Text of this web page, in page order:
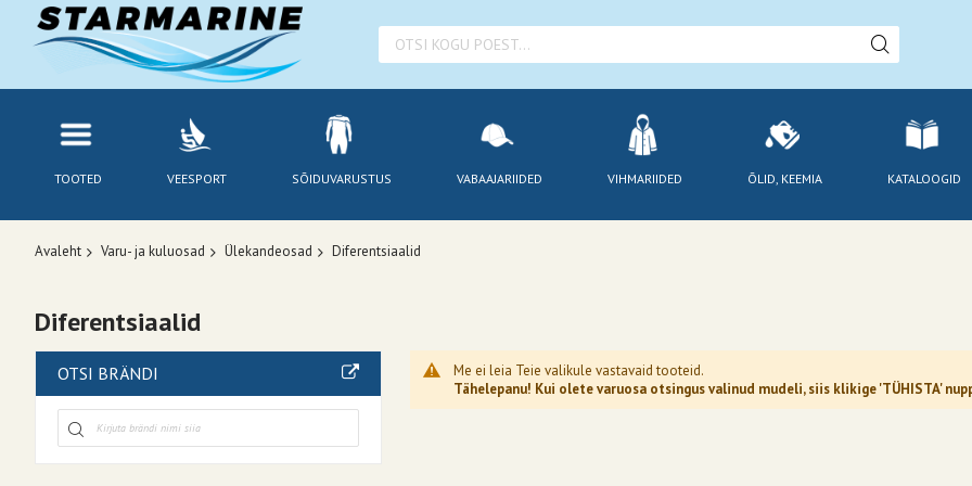
TOOTED VEESPORT SÕIDUVARUSTUS VABAAJARIIDED VIHMARIIDED ÕLID, KEEMIA KATALOOGID
Avaleht Varu- ja kuluosad Ülekandeosad Diferentsiaalid
Diferentsiaalid
Me ei leia Teie valikule vastavaid tooteid.
Tähelepanu! Kui olete varuosa otsingus valinud mudeli, siis klikige 'TÜHISTA'
OTSI BRÄNDI